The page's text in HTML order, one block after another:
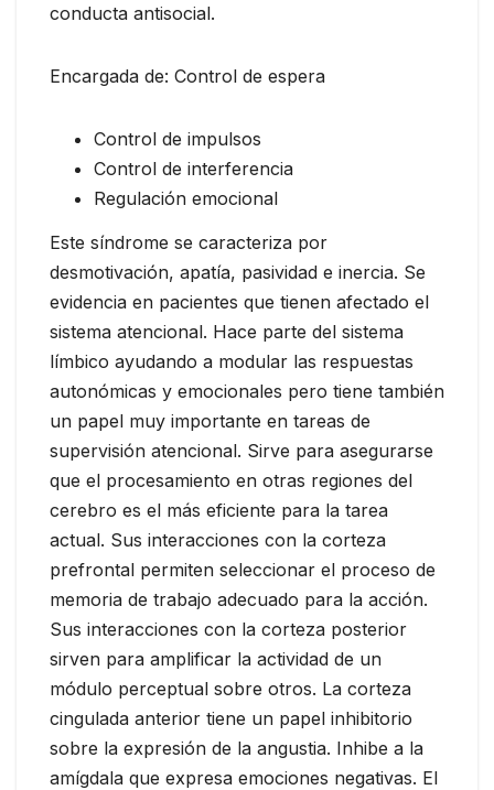
conducta antisocial.
Encargada de: Control de espera
Control de impulsos
Control de interferencia
Regulación emocional
Este síndrome se caracteriza por
desmotivación, apatía, pasividad e inercia. Se
evidencia en pacientes que tienen afectado el
sistema atencional. Hace parte del sistema
límbico ayudando a modular las respuestas
autonómicas y emocionales pero tiene también
un papel muy importante en tareas de
supervisión atencional. Sirve para asegurarse
que el procesamiento en otras regiones del
cerebro es el más eficiente para la tarea
actual. Sus interacciones con la corteza
prefrontal permiten seleccionar el proceso de
memoria de trabajo adecuado para la acción.
Sus interacciones con la corteza posterior
sirven para amplificar la actividad de un
módulo perceptual sobre otros. La corteza
cingulada anterior tiene un papel inhibitorio
sobre la expresión de la angustia. Inhibe a la
amígdala que expresa emociones negativas. El